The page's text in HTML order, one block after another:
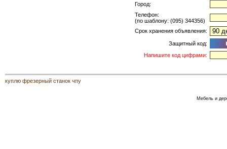
Город:
Телефон:
(по шаблону: (095) 344356)
Срок хранения объявления:
Защитный код:
Напишите код цифрами:
куплю фрезерный станок чпу
Мебель и